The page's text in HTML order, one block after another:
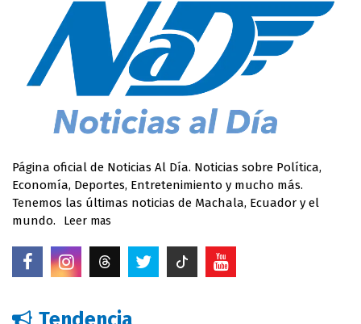
Página oficial de Noticias Al Día. Noticias sobre Política,
Economía, Deportes, Entretenimiento y mucho más.
Tenemos las últimas noticias de Machala, Ecuador y el
mundo.
Leer mas